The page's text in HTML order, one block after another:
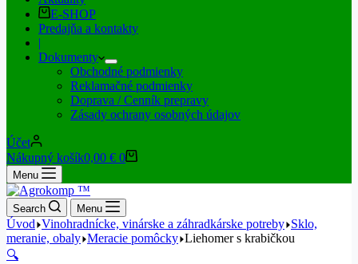
E-SHOP
Predajňa a kontakty
|
Dokumenty
Obchodné podmienky
Reklamačné podmienky
Doprava / Cenník prepravy
Zásady ochrany osobných údajov
Účet
Nákupný košík0,00 € 0
Menu
Search Menu
Úvod Vinohradnícke, vinárske a záhradkárske potreby Sklo,
meranie, obaly Meracie pomôcky Liehomer s krabičkou
🔍